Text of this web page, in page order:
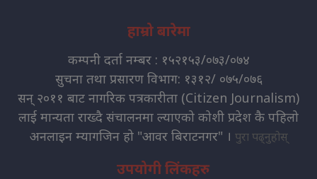
हाम्रो बारेमा
कम्पनी दर्ता नम्बर : १५२१५३/०७३/०७४
सुचना तथा प्रसारण विभाग: १३१२/ ०७५/०७६
सन् २०११ बाट नागरिक पत्रकारीता (Citizen Journalism)
लाई मान्यता राख्दै संचालनमा ल्याएको कोशी प्रदेश कै पहिलो
अनलाइन म्यागजिन हो "आवर बिराटनगर" । पुरा पढ्नुहोस्
उपयोगी लिंकहरु